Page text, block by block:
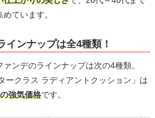
ています。
インナップは全4種類！
ンデのラインナップは次の4種類。
ークラス ラディアントクッション」は
強気価格です。